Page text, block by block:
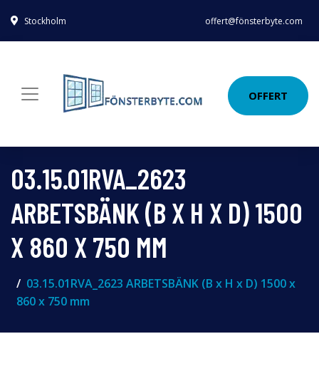
Stockholm offert@fönsterbyte.com
OFFERT
03.15.01RVA_2623
ARBETSBÄNK (B X H X D) 1500
X 860 X 750 MM
03.15.01RVA_2623 ARBETSBÄNK (B x H x D) 1500 x
860 x 750 mm